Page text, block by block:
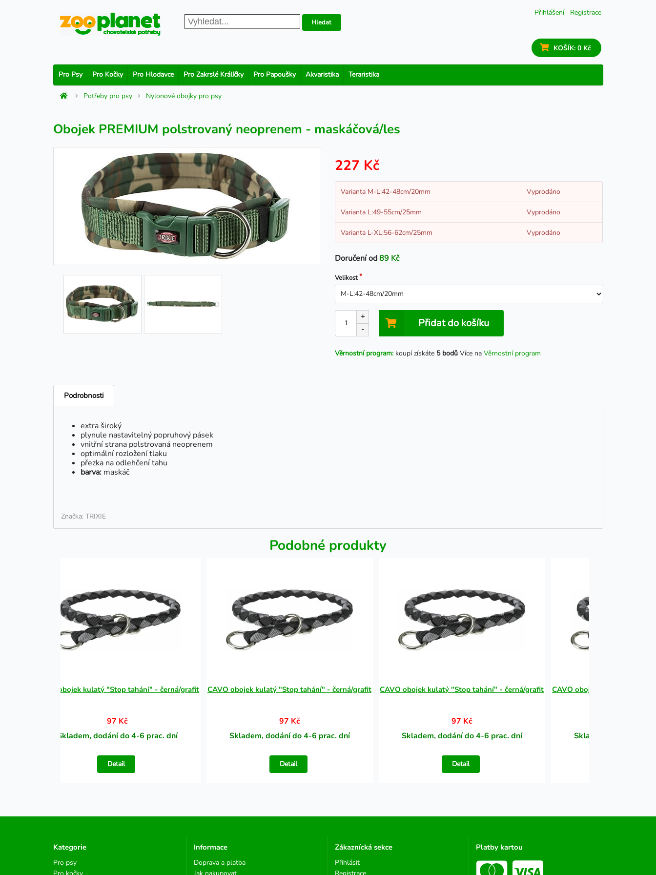
Přihlášení Registrace
Hledat
KOŠÍK: 0 Kč
Pro Psy Pro Kočky Pro Hlodavce Pro Zakrslé Králíčky Pro Papoušky Akvaristika Teraristika
Potřeby pro psy Nylonové obojky pro psy
Obojek PREMIUM polstrovaný neoprenem - maskáčová/les
227 Kč
Varianta M-L:42-48cm/20mm Vyprodáno
Varianta L:49-55cm/25mm Vyprodáno
Varianta L-XL:56-62cm/25mm Vyprodáno
Doručení od89 Kč
Velikost
+
-
Přidat do košíku
Věrnostní program: koupí získáte 5 bodů Více na Věrnostní program
Podrobnosti
extra široký
plynule nastavitelný popruhový pásek
vnitřní strana polstrovaná neoprenem
optimální rozložení tlaku
přezka na odlehčení tahu
barva:maskáč
Značka: TRIXIE
Podobné produkty
CAVO obojek kulatý "Stop tahání" - černá/grafit
97 Kč
Skladem, dodání do 4-6 prac. dní
Detail
CAVO obojek kulatý "Stop tahání" - černá/grafit
97 Kč
Skladem, dodání do 4-6 prac. dní
Detail
CAVO obojek kulatý "Stop tahání" - černá/grafit
97 Kč
Skladem, dodání do 4-6 prac. dní
Detail
CAVO obojek kulatý "Stop
Skladem, dodání do
Kategorie
Pro psy
Informace
Doprava a platba
Zákaznícká sekce
Přihlásit
Platby kartou